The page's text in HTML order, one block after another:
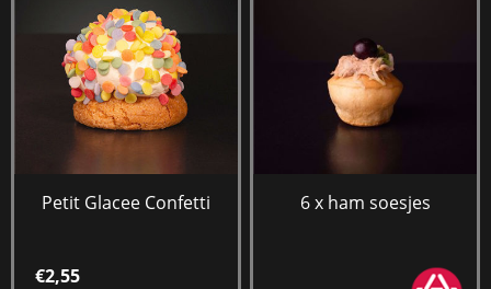
Petit Glacee Confetti
€2,55
6 x ham soesjes